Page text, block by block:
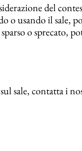
del
o usando il sale,
o sprecato,
sale, contatta i